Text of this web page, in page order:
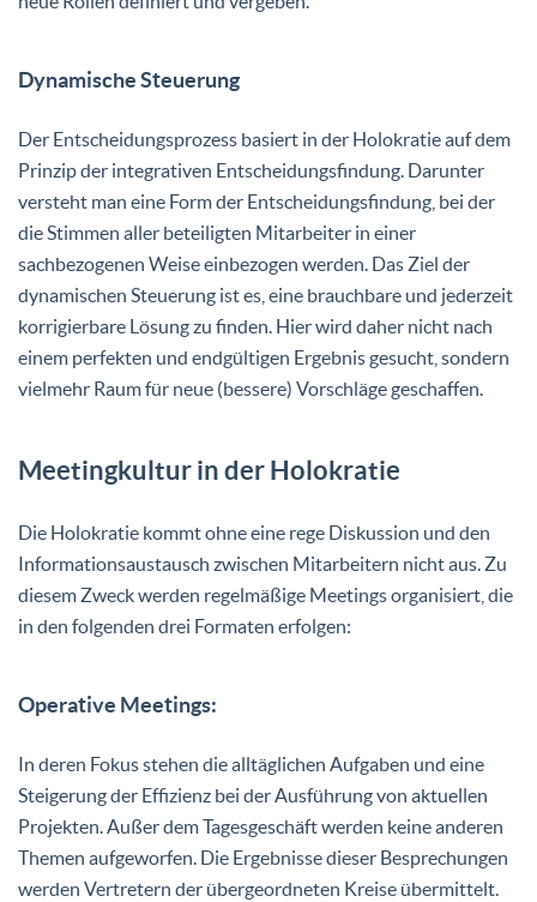
Dynamische Steuerung
Der Entscheidungsprozess basiert in der Holokratie auf dem
Prinzip der integrativen Entscheidungsfindung. Darunter
versteht man eine Form der Entscheidungsfindung, bei der
die Stimmen aller beteiligten Mitarbeiter in einer
sachbezogenen Weise einbezogen werden. Das Ziel der
dynamischen Steuerung ist es, eine brauchbare und jederzeit
korrigierbare Lösung zu finden. Hier wird daher nicht nach
einem perfekten und endgültigen Ergebnis gesucht, sondern
vielmehr Raum für neue (bessere) Vorschläge geschaffen.
Meetingkultur in der Holokratie
Die Holokratie kommt ohne eine rege Diskussion und den
Informationsaustausch zwischen Mitarbeitern nicht aus. Zu
diesem Zweck werden regelmäßige Meetings organisiert, die
in den folgenden drei Formaten erfolgen:
Operative Meetings:
In deren Fokus stehen die alltäglichen Aufgaben und eine
Steigerung der Effizienz bei der Ausführung von aktuellen
Projekten. Außer dem Tagesgeschäft werden keine anderen
Themen aufgeworfen. Die Ergebnisse dieser Besprechungen
werden Vertretern der übergeordneten Kreise übermittelt.